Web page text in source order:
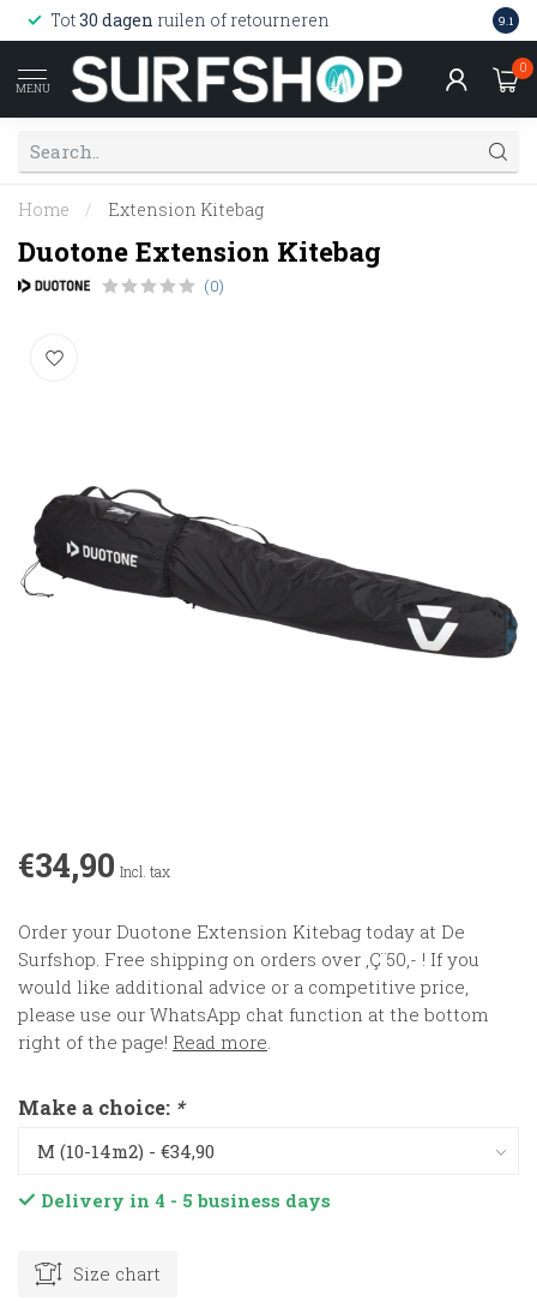
Tot30 dagen ruilen of retourneren 9.1
MENU
0
Home / Extension Kitebag
Duotone Extension Kitebag
(0)
€34,90 Incl. tax
Order your Duotone Extension Kitebag today at De
Surfshop. Free shipping on orders over ‚Ç¨50,- ! If you
would like additional advice or a competitive price,
please use our WhatsApp chat function at the bottom
right of the page! Read more.
Make a choice: *
Delivery in 4 - 5 business days
Size chart